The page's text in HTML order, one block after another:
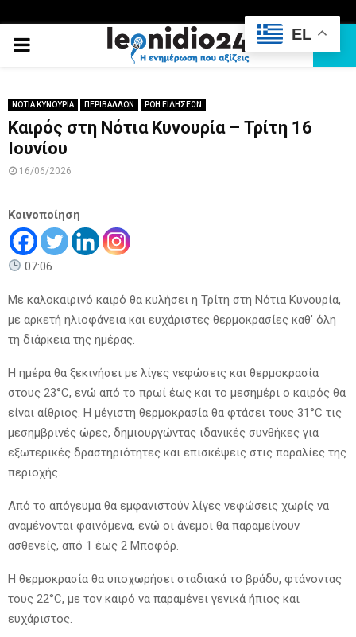
PRIMARY
ΝΟΤΙΑ ΚΥΝΟΥΡΙΑ ΠΕΡΙΒΑΛΛΟΝ ΡΟΗ ΕΙΔΗΣΕΩΝ
Καιρός στη Νότια Κυνουρία – Τρίτη 16
Ιουνίου
16/06/2026
Κοινοποίηση
07:06
Με καλοκαιρινό καιρό θα κυλήσει η Τρίτη στη Νότια Κυνουρία,
με αρκετή ηλιοφάνεια και ευχάριστες θερμοκρασίες καθ’ όλη
τη διάρκεια της ημέρας.
Η ημέρα θα ξεκινήσει με λίγες νεφώσεις και θερμοκρασία
στους 23°C, ενώ από το πρωί έως και το μεσημέρι ο καιρός θα
είναι αίθριος. Η μέγιστη θερμοκρασία θα φτάσει τους 31°C τις
μεσημβρινές ώρες, δημιουργώντας ιδανικές συνθήκες για
εξωτερικές δραστηριότητες και επισκέψεις στις παραλίες της
περιοχής.
Από το απόγευμα θα εμφανιστούν λίγες νεφώσεις χωρίς να
αναμένονται φαινόμενα, ενώ οι άνεμοι θα παραμείνουν
ασθενείς, από 1 έως 2 Μποφόρ.
Η θερμοκρασία θα υποχωρήσει σταδιακά το βράδυ, φτάνοντας
τους 22°C, με τον καιρό να παραμένει γενικά ήπιος και
ευχάριστος.
EL